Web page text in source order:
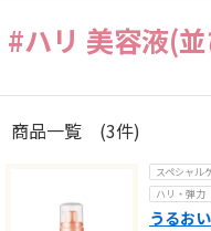
#ハリ 美容液(
商品一覧 (3件)
スペシャル
ハリ・弾力
うるお